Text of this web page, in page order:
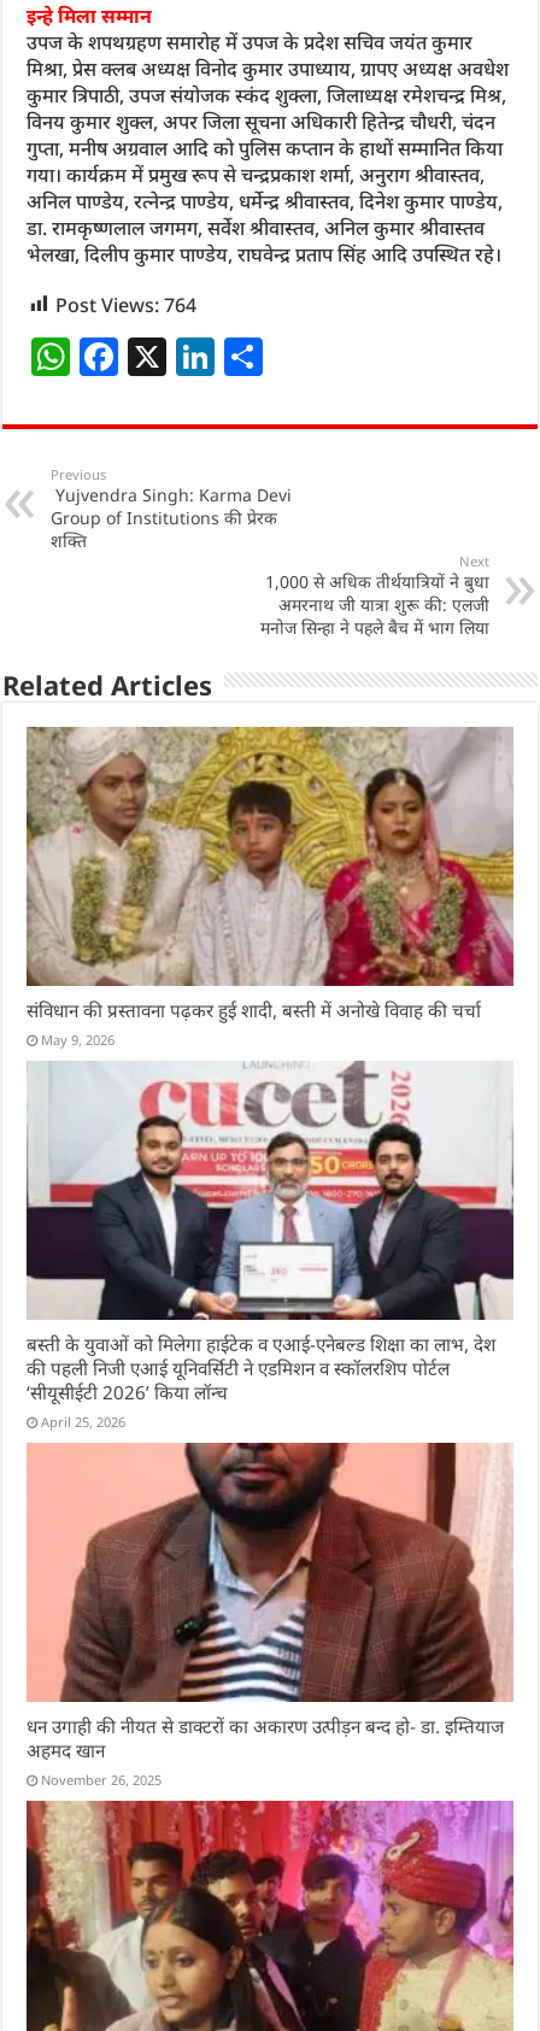
इन्हे मिला सम्मान
उपज के शपथग्रहण समारोह में उपज के प्रदेश सचिव जयंत कुमार
मिश्रा, प्रेस क्लब अध्यक्ष विनोद कुमार उपाध्याय, ग्रापए अध्यक्ष अवधेश
कुमार त्रिपाठी, उपज संयोजक स्कंद शुक्ला, जिलाध्यक्ष रमेशचन्द्र मिश्र,
विनय कुमार शुक्ल, अपर जिला सूचना अधिकारी हितेन्द्र चौधरी, चंदन
गुप्ता, मनीष अग्रवाल आदि को पुलिस कप्तान के हाथों सम्मानित किया
गया। कार्यक्रम में प्रमुख रूप से चन्द्रप्रकाश शर्मा, अनुराग श्रीवास्तव,
अनिल पाण्डेय, रत्नेन्द्र पाण्डेय, धर्मेन्द्र श्रीवास्तव, दिनेश कुमार पाण्डेय,
डा. रामकृष्णलाल जगमग, सर्वेश श्रीवास्तव, अनिल कुमार श्रीवास्तव
भेलखा, दिलीप कुमार पाण्डेय, राघवेन्द्र प्रताप सिंह आदि उपस्थित रहे।
Post Views:764
W
at
s
A
p
F
c
b
X Li
k
dI
ar
Previous
Yujvendra Singh: Karma Devi
Group of Institutions की प्रेरक
शक्ति
Next
1,000 से अधिक तीर्थयात्रियों ने बुधा
अमरनाथ जी यात्रा शुरू की: एलजी
मनोज सिन्हा ने पहले बैच में भाग लिया
Related Articles
संविधान की प्रस्तावना पढ़कर हुई शादी, बस्ती में अनोखे विवाह की चर्चा
May 9, 2026
बस्ती के युवाओं को मिलेगा हाईटेक व एआई-एनेबल्ड शिक्षा का लाभ, देश
की पहली निजी एआई यूनिवर्सिटी ने एडमिशन व स्कॉलरशिप पोर्टल
‘सीयूसीईटी 2026’ किया लॉन्च
April 25, 2026
धन उगाही की नीयत से डाक्टरों का अकारण उत्पीड़न बन्द हो- डा. इम्तियाज
अहमद खान
November 26, 2025